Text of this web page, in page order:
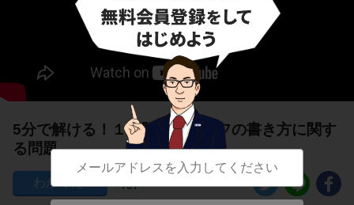
5分で解ける！１次関数のグラフの書き方に関す
る問題
197